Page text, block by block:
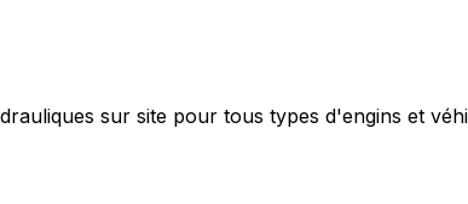
sur site pour tous types d'engins et